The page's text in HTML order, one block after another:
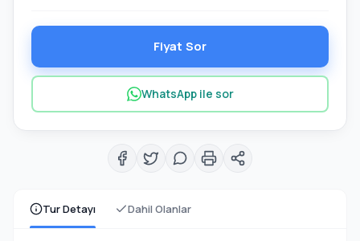
Tur Detayı Dahil Olanlar
Fiyat Sor
WhatsApp ile sor